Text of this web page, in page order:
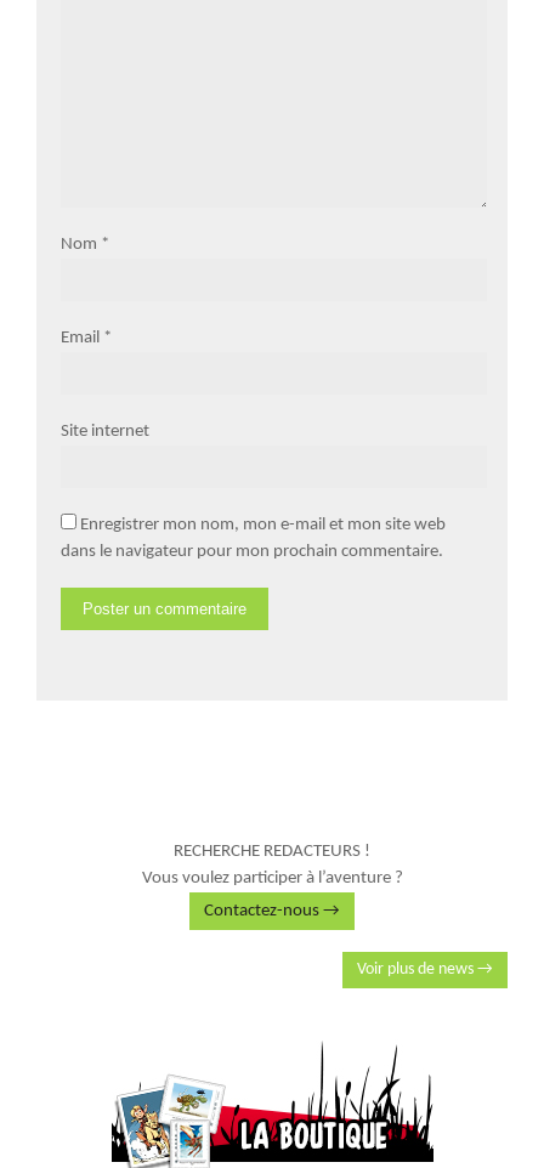
Nom *
Email *
Site internet
Enregistrer mon nom, mon e-mail et mon site web
dans le navigateur pour mon prochain commentaire.
RECHERCHE REDACTEURS !
Vous voulez participer à l’aventure ?
Contactez-nous →
Voir plus de news →